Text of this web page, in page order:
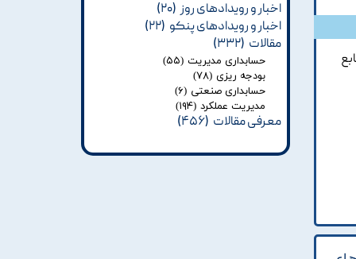
اخبار و رویدادهای روز (۲۰)
اخبار و رویدادهای پنکو (۲۲)
مقالات (۳۳۲)
حسابداری مدیریت (۵۵)
بودجه ریزی (۷۸)
حسابداری صنعتی (۶)
مدیریت عملکرد (۱۹۴)
معرفی مقالات (۴۵۶)